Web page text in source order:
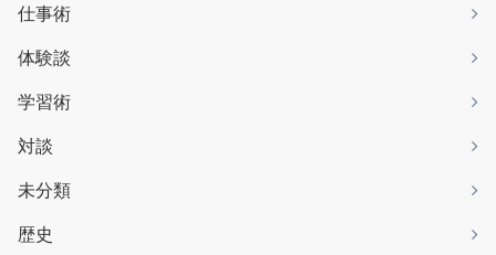
仕事術
体験談
学習術
対談
未分類
歴史